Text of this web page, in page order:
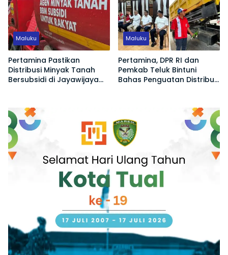
Maluku
Pertamina Pastikan
Distribusi Minyak Tanah
Bersubsidi di Jayawijaya
Maluku
Pertamina, DPR RI dan
Pemkab Teluk Bintuni
Bahas Penguatan Distribusi